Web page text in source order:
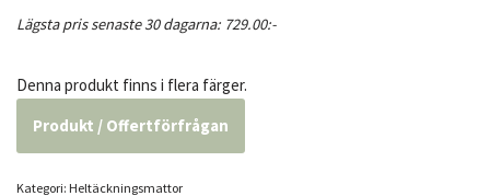
Lägsta pris senaste 30 dagarna: 729.00:-
Denna produkt finns i flera färger.
Produkt / Offertförfrågan
Kategori: Heltäcknings­mattor